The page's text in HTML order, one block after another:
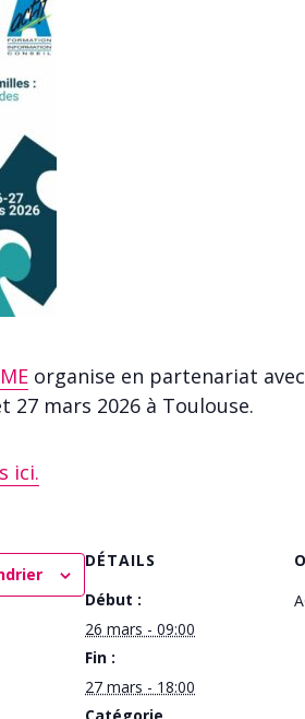
organise en partenariat avec
27 mars 2026 à Toulouse.
ici.
DÉTAILS
Début :
26 mars - 09:00
Fin :
27 mars - 18:00